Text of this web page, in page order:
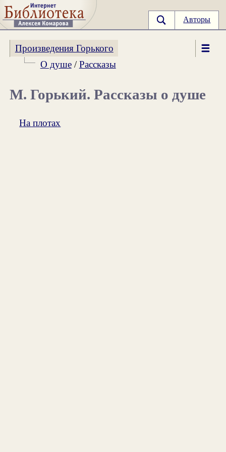
Авторы
Произведения Горького
О душе/Рассказы
М. Горький. Рассказы о душе
На плотах